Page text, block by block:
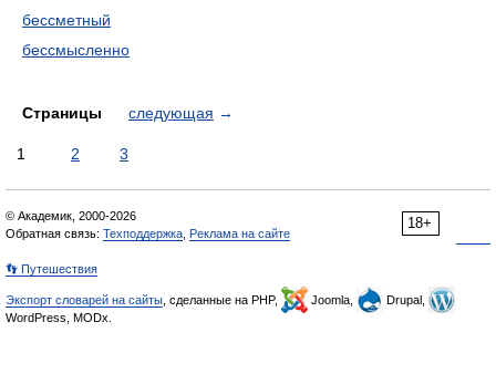
бессметный
бессмысленно
Страницы следующая →
1 2 3
18+
© Академик, 2000-2026
Обратная связь: Техподдержка Реклама на сайте
👣 Путешествия
Экспорт словарей на сайты , сделанные на PHP, Joomla,
Drupal,
WordPress, MODx.